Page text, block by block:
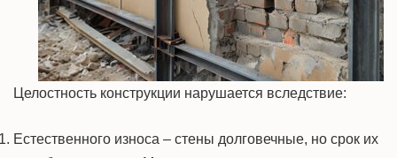
Целостность конструкции нарушается вследствие:
Естественного износа – стены долговечные, но срок их